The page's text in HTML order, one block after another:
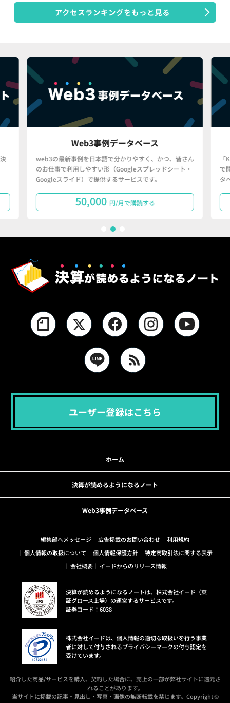
アクセスランキングをもっと見る
Web3事例データベース
web3の最新事例を日本語で分かりやすく、かつ、皆さん
のお仕事で利用しやすい形（Googleスプレッドシート・
Googleスライド）で提供するサービスです。
50,000 円/月で購読する
で
タ
ユーザー登録はこちら
ホーム
決算が読めるようになるノート
Web3事例データベース
編集部へメッセージ 広告掲載のお問い合わせ
利用規約
個人情報の取扱について
個人情報保護方針
特定商取引法に関する表示
会社概要
イードからのリリース情報
決算が読めるようになるノートは、株式会社イード（東
証グロース上場）の運営するサービスです。
証券コード：6038
株式会社イードは、個人情報の適切な取扱いを行う事業
者に対して付与されるプライバシーマークの付与認定を
受けています。
紹介した商品/サービスを購入、契約した場合に、売上の一部が弊社サイトに還元さ
れることがあります。
当サイトに掲載の記事・見出し・写真・画像の無断転載を禁じます。Copyright ©